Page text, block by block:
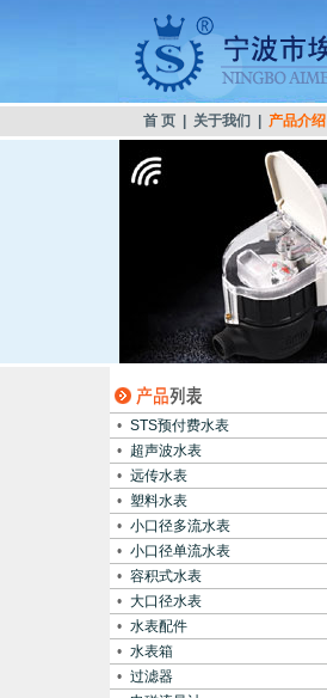
首 页 关于我们 产品介绍
• STS预付费水表
• 超声波水表
• 远传水表
• 塑料水表
• 小口径多流水表
• 小口径单流水表
• 容积式水表
• 大口径水表
• 水表配件
• 水表箱
• 过滤器